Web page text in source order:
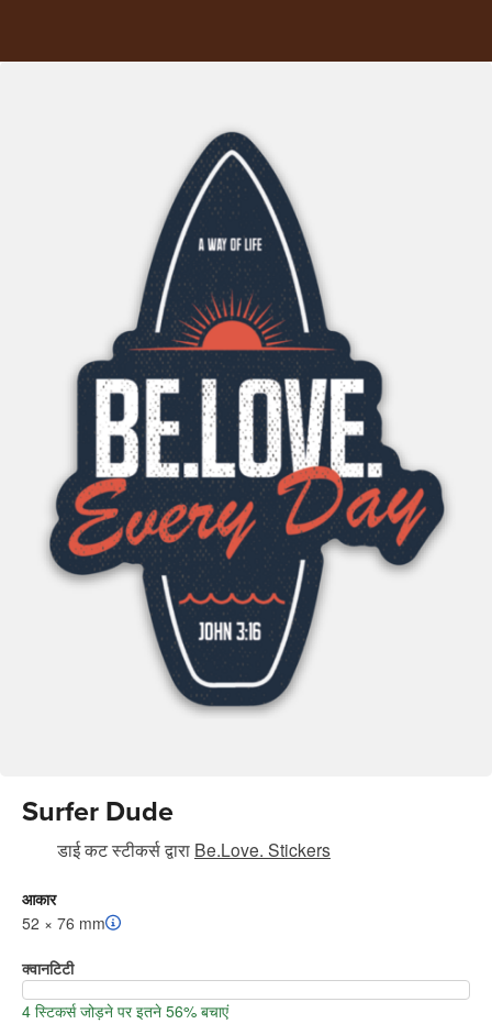
Surfer Dude
डाई कट स्टीकर्सद्वारा Be.Love. Stickers
आकार
52 × 76 mm
क्वानटिटी
4 स्टिकर्स जोड़ने पर इतने 56% बचाएं